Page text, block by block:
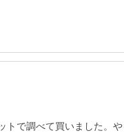
で調べて買いました。や